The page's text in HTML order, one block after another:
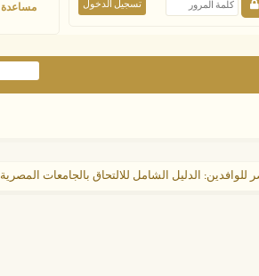
مساعدة
الدليل الشامل للالتحاق بالجامعات المصرية